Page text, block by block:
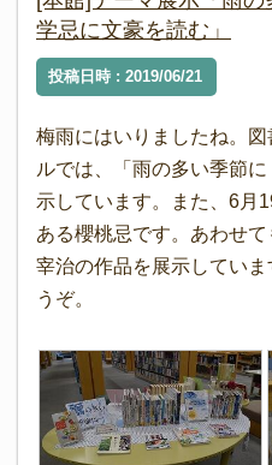
学忌に文豪を読む」
投稿日時 : 2019/06/21
梅雨にはいりましたね。
ルでは、「雨の多い季節
示しています。また、6月
ある櫻桃忌です。あわせ
宰治の作品を展示してい
うぞ。